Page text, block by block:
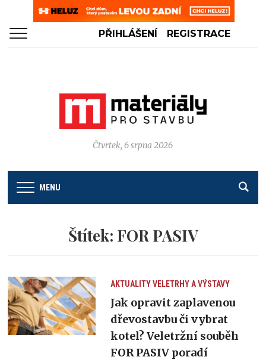
PŘIHLÁŠENÍ REGISTRACE
Čtvrtek, 6 srpna 2026
MENU
Štítek: FOR PASIV
AKTUALITYVELETRHY A VÝSTAVY
Jak opravit zaplavenou
dřevostavbu či vybrat
kotel? Veletržní souběh
FOR PASIV poradí